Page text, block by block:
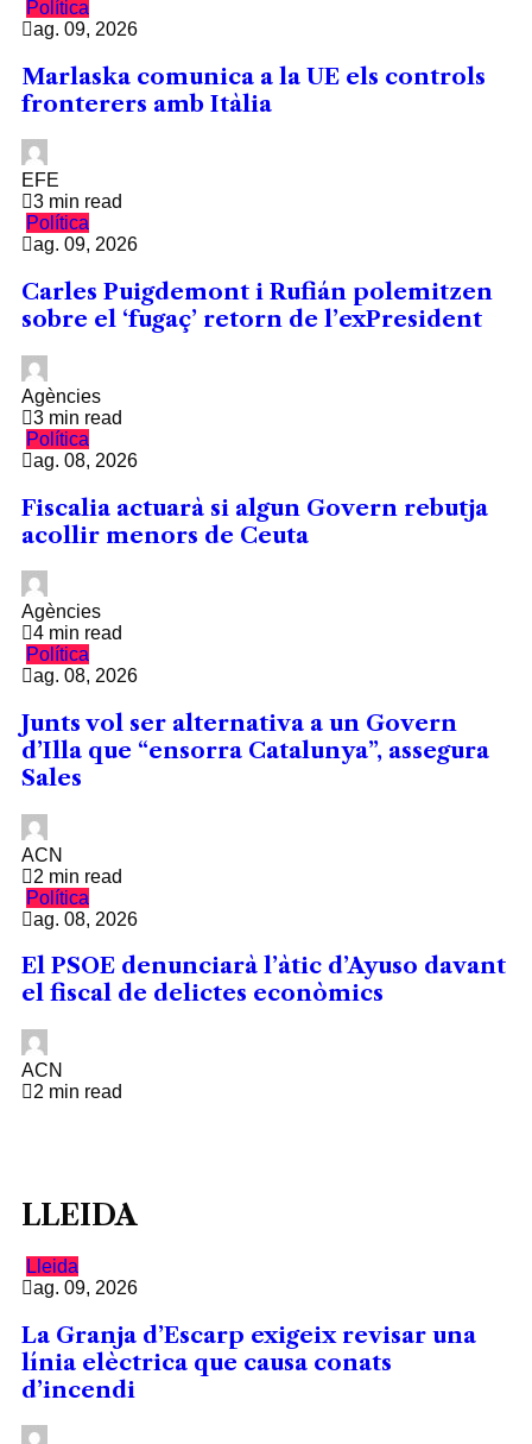
Política
ag. 09, 2026
Marlaska comunica a la UE els controls
fronterers amb Itàlia
EFE
3 min read
Política
ag. 09, 2026
Carles Puigdemont i Rufián polemitzen
sobre el ‘fugaç’ retorn de l’exPresident
Agències
3 min read
Política
ag. 08, 2026
Fiscalia actuarà si algun Govern rebutja
acollir menors de Ceuta
Agències
4 min read
Política
ag. 08, 2026
Junts vol ser alternativa a un Govern
d’Illa que “ensorra Catalunya”, assegura
Sales
ACN
2 min read
Política
ag. 08, 2026
El PSOE denunciarà l’àtic d’Ayuso davant
el fiscal de delictes econòmics
ACN
2 min read
LLEIDA
Lleida
ag. 09, 2026
La Granja d’Escarp exigeix revisar una
línia elèctrica que causa conats
d’incendi